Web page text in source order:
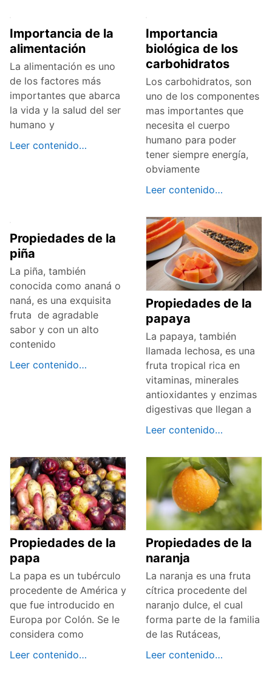
Importancia de la
alimentación
La alimentación es uno
de los factores más
importantes que abarca
la vida y la salud del ser
humano y
Leer contenido…
Importancia
biológica de los
carbohidratos
Los carbohidratos, son
uno de los componentes
mas importantes que
necesita el cuerpo
humano para poder
tener siempre energía,
obviamente
Leer contenido…
Propiedades de la
piña
La piña, también
conocida como ananá o
naná, es una exquisita
fruta de agradable
sabor y con un alto
contenido
Leer contenido…
Propiedades de la
papaya
La papaya, también
llamada lechosa, es una
fruta tropical rica en
vitaminas, minerales
antioxidantes y enzimas
digestivas que llegan a
Leer contenido…
Propiedades de la
papa
La papa es un tubérculo
procedente de América y
que fue introducido en
Europa por Colón. Se le
considera como
Leer contenido…
Propiedades de la
naranja
La naranja es una fruta
cítrica procedente del
naranjo dulce, el cual
forma parte de la familia
de las Rutáceas,
Leer contenido…